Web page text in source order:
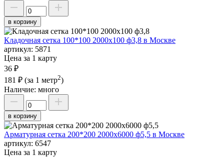
в корзину
Кладочная сетка 100*100 2000х100 ф3,8 в Москве
артикул: 5871
Цена за 1 карту
36 ₽
181 ₽ (за 1 метр2)
Наличие: много
в корзину
Арматурная сетка 200*200 2000х6000 ф5,5 в Москве
артикул: 6547
Цена за 1 карту